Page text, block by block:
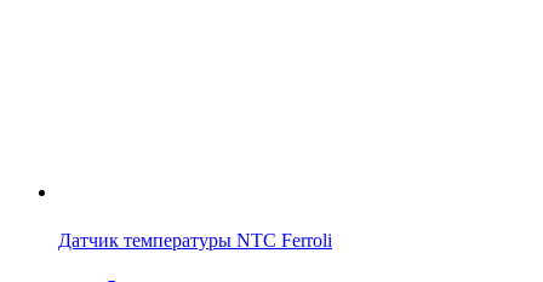
Датчик температуры NTC Ferroli